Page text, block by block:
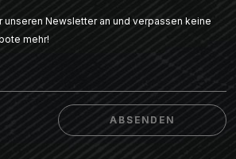
unseren Newsletter an und verpassen keine
mehr!
ABSENDEN
ABSENDEN